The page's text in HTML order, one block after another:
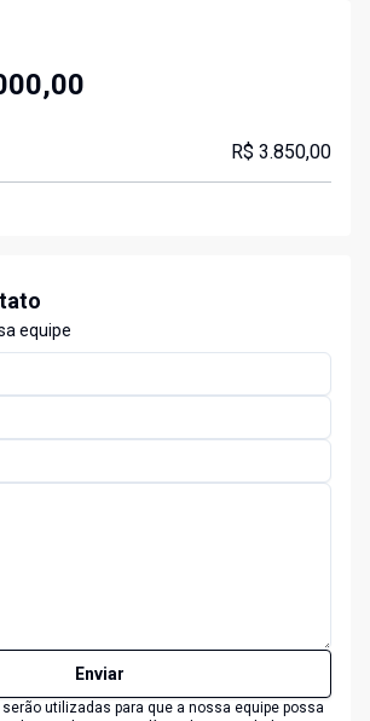
R$ 3.850,00
equipe
Enviar
utilizadas para que a nossa equipe possa